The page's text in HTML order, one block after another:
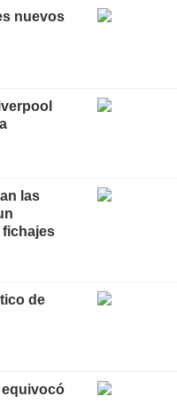
nuevos
las
fichajes
de
equivocó